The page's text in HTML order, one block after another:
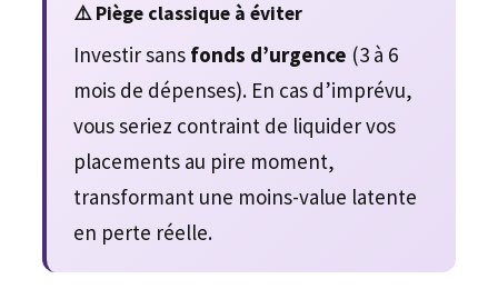
⚠️ Piège classique à éviter
Investir sans fonds d’urgence (3 à 6
mois de dépenses). En cas d’imprévu,
vous seriez contraint de liquider vos
placements au pire moment,
transformant une moins-value latente
en perte réelle.